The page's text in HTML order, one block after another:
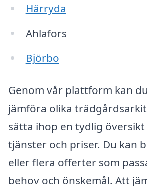
Härryda
Ahlafors
Björbo
Genom vår plattform kan
jämföra olika
sätta ihop en tydlig
tjänster och priser. Du kan
eller flera offerter som
behov och önskemål. Att